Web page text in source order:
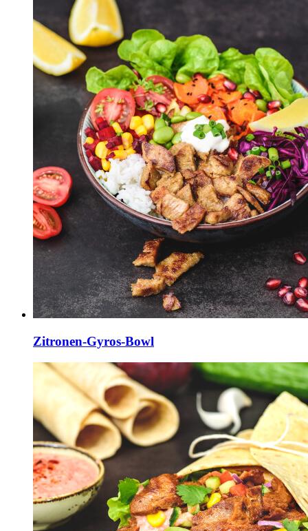
Zitronen-Gyros-Bowl